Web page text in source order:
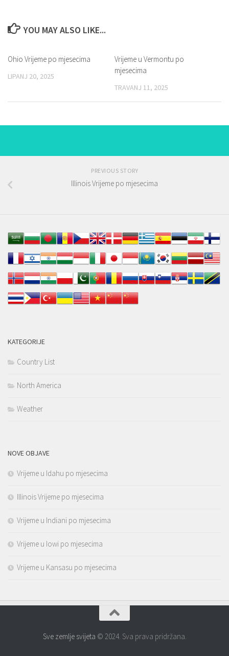
YOU MAY ALSO LIKE...
Ohio Vrijeme po mjesecima
LIPANJ 20, 2025
Vrijeme u Vermontu po
mjesecima
TRAVANJ 11, 2025
PREVIOUS STORY
Illinois Vrijeme po mjesecima
KATEGORIJE
Country List
North America
Weather
NOVE OBJAVE
Vrijeme u Idahu po mjesecima
Illinois Vrijeme po mjesecima
Vrijeme u Indiani po mjesecima
Vrijeme u Iowi po mjesecima
Vrijeme u Kansasu po mjesecima
Sve zemlje svijeta © 2024. Sva prava pridržana.